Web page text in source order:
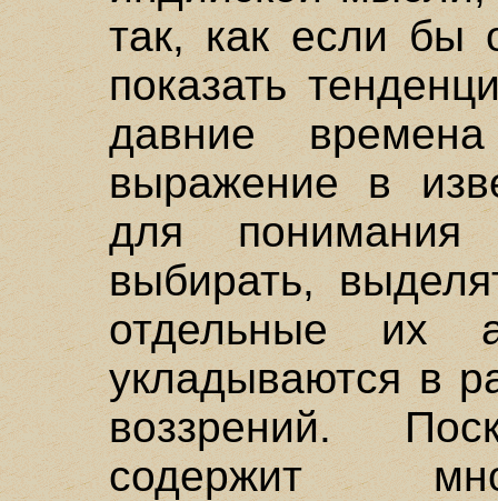
так, как если бы
показать
давние
выражение в
для
выбирать,
отдельные их
укладываются в
воззрений.
содержит